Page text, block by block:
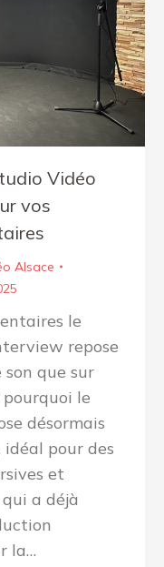
Vidéo
vos
Alsace
le
repose
que sur
pourquoi le
désormais
pour des
et
a déjà
la…